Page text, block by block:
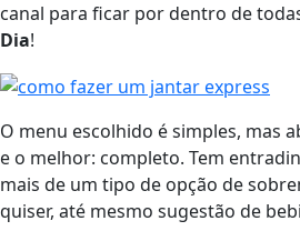
canal para ficar por dentro de
Dia!
O menu escolhido é simples, mas
e o melhor: completo. Tem
mais de um tipo de opção de
quiser, até mesmo sugestão de